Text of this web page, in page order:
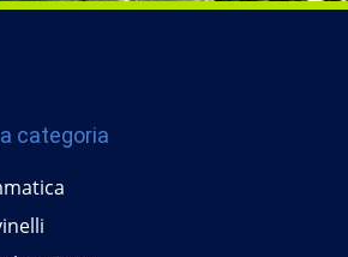
categoria